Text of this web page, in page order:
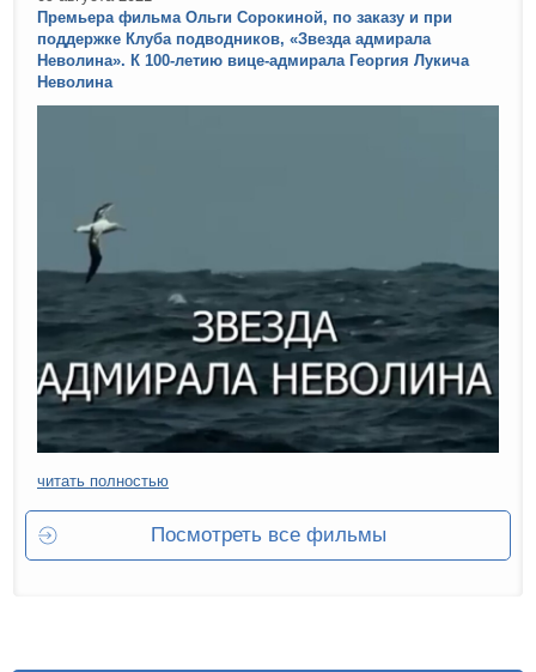
Премьера фильма Ольги Сорокиной, по заказу и при
поддержке Клуба подводников, «Звезда адмирала
Неволина». К 100-летию вице-адмирала Георгия Лукича
Неволина
читать полностью
Посмотреть все фильмы